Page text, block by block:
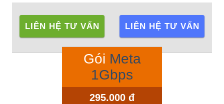
LIÊN HỆ TƯ VẤN LIÊN HỆ TƯ VẤN
Gói Meta
1Gbps
295.000 đ